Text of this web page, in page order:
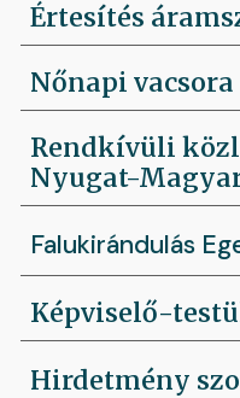
Értesítés
Nőnapi
Rendkívüli
Nyugat-
Falukirándulás
Képviselő-
Hirdetmény